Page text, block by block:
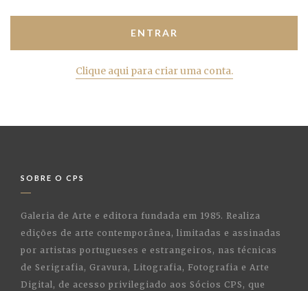
Clique aqui para criar uma conta.
SOBRE O CPS
Galeria de Arte e editora fundada em 1985. Realiza
edições de arte contemporânea, limitadas e assinadas
por artistas portugueses e estrangeiros, nas técnicas
de Serigrafia, Gravura, Litografia, Fotografia e Arte
Digital, de acesso privilegiado aos Sócios CPS, que